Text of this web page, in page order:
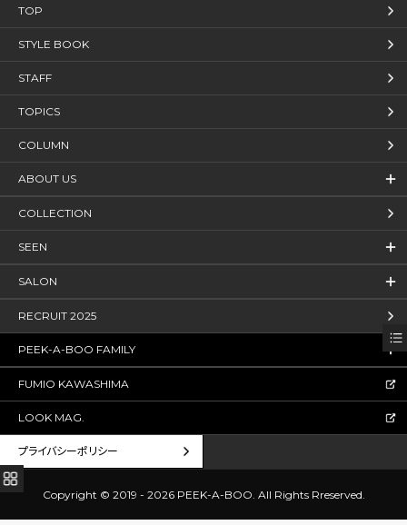
TOP
STYLE BOOK
STAFF
TOPICS
COLUMN
ABOUT US
COLLECTION
SEEN
SALON
RECRUIT 2025
PEEK-A-BOO FAMILY
FUMIO KAWASHIMA
LOOK MAG.
プライバシーポリシー
Copyright © 2019 - 2026 PEEK-A-BOO. All Rights Rreserved.